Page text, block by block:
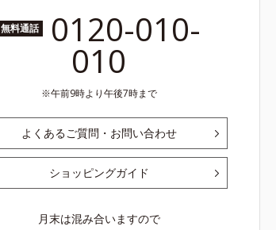
無料通話 0120-010-
010
午前9時より午後7時まで
よくあるご質問・お問い合わせ
ショッピングガイド
月末は混み合いますので